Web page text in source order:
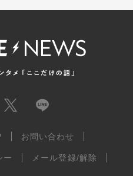
お問い合わせ
ー メール登録/解除